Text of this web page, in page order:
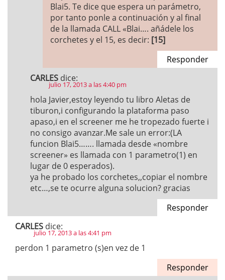
Blai5. Te dice que espera un parámetro,
por tanto ponle a continuación y al final
de la llamada CALL «Blai…. añádele los
corchetes y el 15, es decir: [15]
Responder
CARLES dice:
julio 17, 2013 a las 4:40 pm
hola Javier,estoy leyendo tu libro Aletas de
tiburon,i configurando la plataforma paso
apaso,i en el screener me he tropezado fuerte i
no consigo avanzar.Me sale un error:(LA
funcion Blai5……. llamada desde «nombre
screener» es llamada con 1 parametro(1) en
lugar de 0 esperados).
ya he probado los corchetes,,copiar el nombre
etc…,se te ocurre alguna solucion? gracias
Responder
CARLES dice:
julio 17, 2013 a las 4:41 pm
perdon 1 parametro (s)en vez de 1
Responder